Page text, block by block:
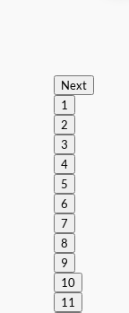
Next
1
2
3
4
5
6
7
8
9
10
11